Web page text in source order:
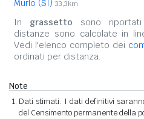
Murlo (SI) 33,3km
In grassetto sono
distanze sono calcolate in
Vedi l'elenco completo dei
ordinati per distanza.
Note
Dati stimati. I dati definitivi
del Censimento permanente della